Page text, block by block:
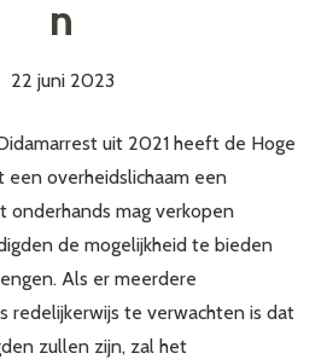
n
22 juni 2023
uit 2021 heeft de Hoge
een overheidslichaam een
onderhands mag verkopen
de mogelijkheid te bieden
Als er meerdere
redelijkerwijs te verwachten is dat
zullen zijn, zal het